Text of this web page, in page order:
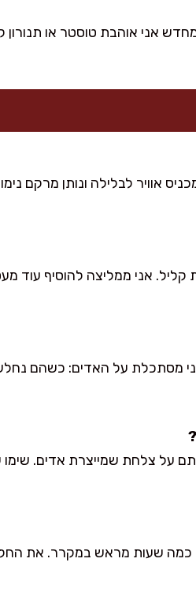
אני אוהבת טוסטר או תנורון
אוויר לבלילה ונותן
אני ממליצה להוסיף עוד
אני מסתכלת על האדים:
על צלחת שמייצרת אדים.
שעות מראש במקרר. את